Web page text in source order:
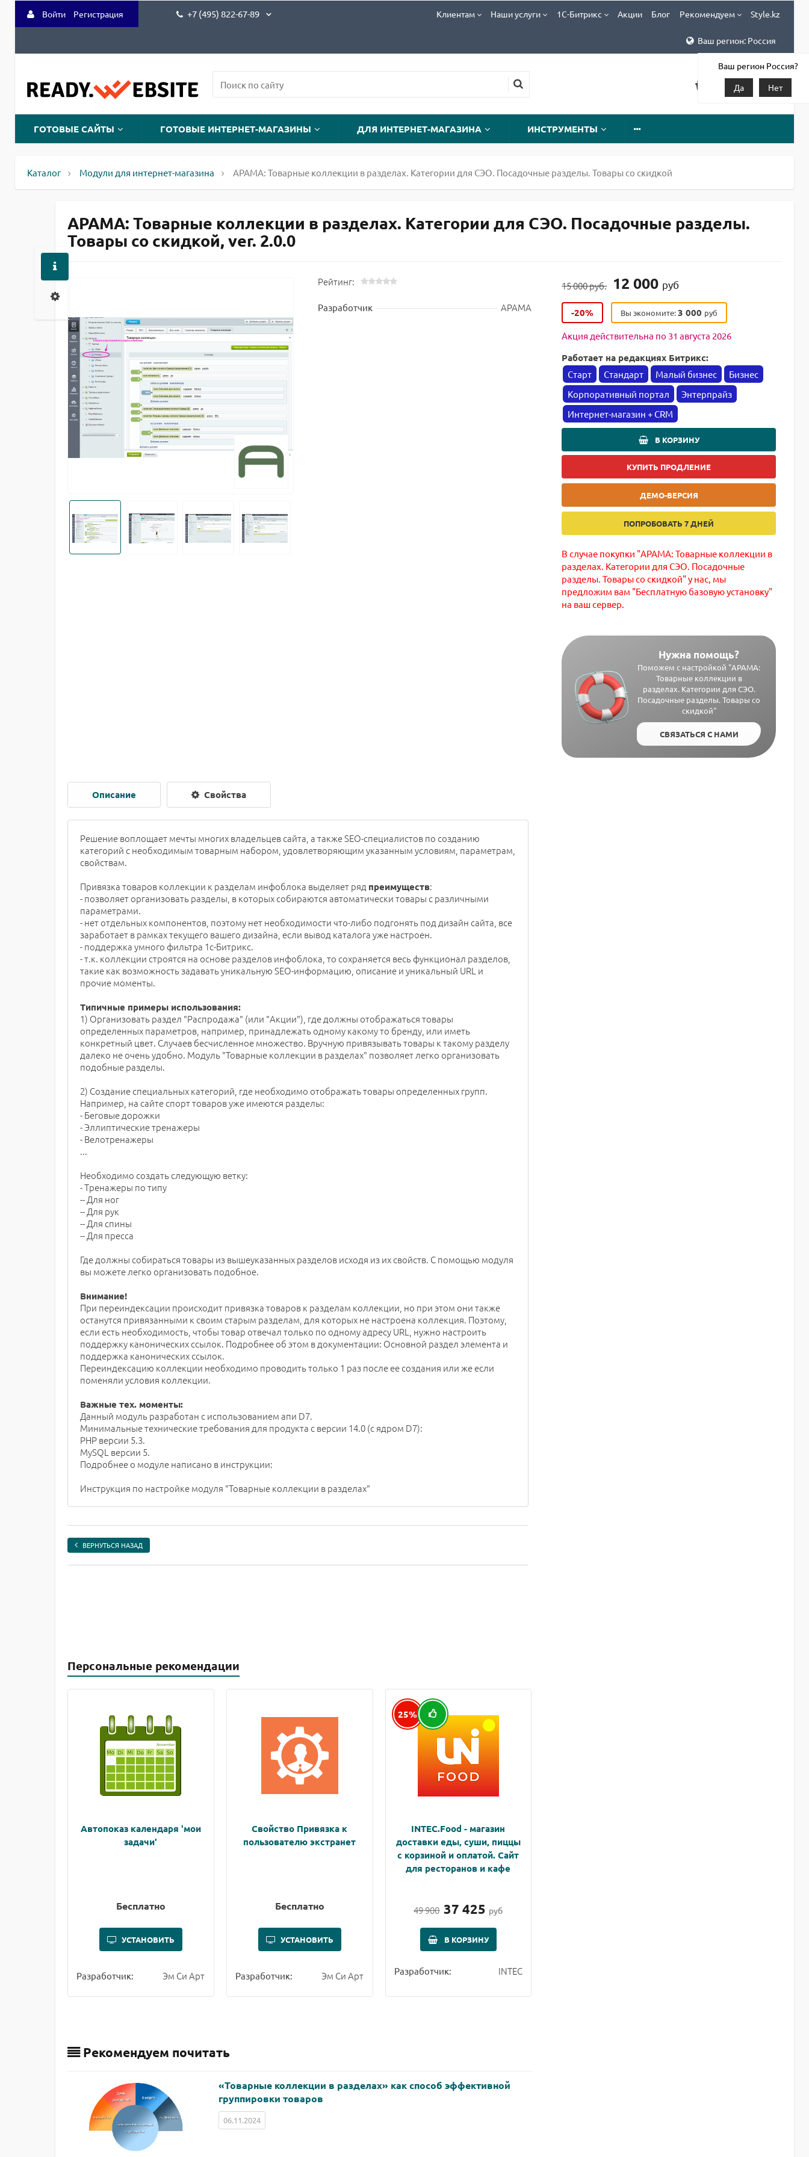
Войти Регистрация +7 (495) 822-67-89 Клиентам Наши услуги 1С-Битрикс Акции Блог Рекомендуем Style.kz
Ваш регион: Россия
Ваш регион Россия?
Да
Нет
ГОТОВЫЕ САЙТЫ ГОТОВЫЕ ИНТЕРНЕТ-МАГАЗИНЫ ДЛЯ ИНТЕРНЕТ-МАГАЗИНА ИНСТРУМЕНТЫ
Каталог Модули для интернет-магазина АРАМА: Товарные коллекции в разделах. Категории для СЭО. Посадочные разделы. Товары со скидкой
АРАМА: Товарные коллекции в разделах. Категории для СЭО. Посадочные разделы.
Товары со скидкой, ver. 2.0.0
Рейтинг:
Разработчик АРАМА
15 000 руб. 12 000 руб
-20% Вы экономите:3 000 руб
Акция действительна по 31 августа 2026
Работает на редакциях Битрикс:
Старт Стандарт Малый бизнес
Бизнес
Корпоративный портал
Энтерпрайз
Интернет-магазин + CRM
В КОРЗИНУ
КУПИТЬ ПРОДЛЕНИЕ
ДЕМО-ВЕРСИЯ
ПОПРОБОВАТЬ 7 ДНЕЙ
В случае покупки "АРАМА: Товарные коллекции в
разделах. Категории для СЭО. Посадочные
разделы. Товары со скидкой" у нас, мы
предложим вам "Бесплатную базовую установку"
на ваш сервер.
Нужна помощь?
Поможем с настройкой "АРАМА:
Товарные коллекции в
разделах. Категории для СЭО.
Посадочные разделы. Товары со
скидкой"
СВЯЗАТЬСЯ С НАМИ
Описание Свойства
Решение воплощает мечты многих владельцев сайта, а также SEO-специалистов по созданию
категорий с необходимым товарным набором, удовлетворяющим указанным условиям, параметрам,
свойствам.
Привязка товаров коллекции к разделам инфоблока выделяет ряд преимуществ:
- позволяет организовать разделы, в которых собираются автоматически товары с различными
параметрами.
- нет отдельных компонентов, поэтому нет необходимости что-либо подгонять под дизайн сайта, все
заработает в рамках текущего вашего дизайна, если вывод каталога уже настроен.
- поддержка умного фильтра 1с-Битрикс.
- т.к. коллекции строятся на основе разделов инфоблока, то сохраняется весь функционал разделов,
такие как возможность задавать уникальную SEO-информацию, описание и уникальный URL и
прочие моменты.
Типичные примеры использования:
1) Организовать раздел "Распродажа" (или "Акции"), где должны отображаться товары
определенных параметров, например, принадлежать одному какому то бренду, или иметь
конкретный цвет. Случаев бесчисленное множество. Вручную привязывать товары к такому разделу
далеко не очень удобно. Модуль "Товарные коллекции в разделах" позволяет легко организовать
подобные разделы.
2) Создание специальных категорий, где необходимо отображать товары определенных групп.
Например, на сайте спорт товаров уже имеются разделы:
- Беговые дорожки
- Эллиптические тренажеры
- Велотренажеры
...
Необходимо создать следующую ветку:
- Тренажеры по типу
-- Для ног
-- Для рук
-- Для спины
-- Для пресса
Где должны собираться товары из вышеуказанных разделов исходя из их свойств. С помощью модуля
вы можете легко организовать подобное.
Внимание!
При переиндексации происходит привязка товаров к разделам коллекции, но при этом они также
останутся привязанными к своим старым разделам, для которых не настроена коллекция. Поэтому,
если есть необходимость, чтобы товар отвечал только по одному адресу URL, нужно настроить
поддержку канонических ссылок. Подробнее об этом в документации: Основной раздел элемента и
поддержка канонических ссылок.
Переиндексацию коллекции необходимо проводить только 1 раз после ее создания или же если
поменяли условия коллекции.
Важные тех. моменты:
Данный модуль разработан с использованием апи D7.
Минимальные технические требования для продукта с версии 14.0 (с ядром D7):
PHP версии 5.3.
MySQL версии 5.
Подробнее о модуле написано в инструкции:
Инструкция по настройке модуля "Товарные коллекции в разделах"
ВЕРНУТЬСЯ НАЗАД
Персональные рекомендации
Автопоказ календаря 'мои
задачи'
Бесплатно
УСТАНОВИТЬ
Разработчик: Эм Си Арт
Свойство Привязка к
пользователю экстранет
Бесплатно
УСТАНОВИТЬ
Разработчик: Эм Си Арт
25%
INTEC.Food - магазин
доставки еды, суши, пиццы
с корзиной и оплатой. Сайт
для ресторанов и кафе
49 900 37 425 руб
В КОРЗИНУ
Разработчик: INTEC
Рекомендуем почитать
«Товарные коллекции в разделах» как способ эффективной
группировки товаров
06.11.2024